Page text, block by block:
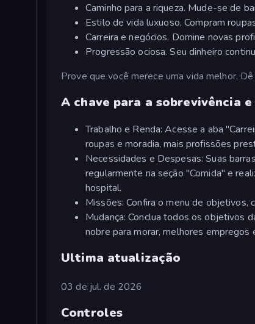
Caminho para a riqueza. Mude-se de
Estilo de vida luxuoso. Compram
Carreira e negócios. Domine novas
Progressão ociosa. Seu dinheiro
Prove que você merece uma vida melhor.
A chave para a sobrevivência
Trabalho e Renda: Acesse a aba
roupas e moradia, mais profissões
Necessidades e Despesas: Suas
regularmente na seção "Comida" e
hospital.
Missões: Confira o menu de objetivos,
Mudança: Conclua todos os objetivos
nobre para morar, melhores empregos
Ultima atualização
03 de jul. de 2026
Controles